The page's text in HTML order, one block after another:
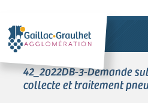
42_2022DB-3-Demande
collecte et traitement